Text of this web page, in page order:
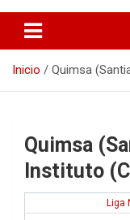
DATA
Inicio Quimsa
Quimsa
Instituto
Liga